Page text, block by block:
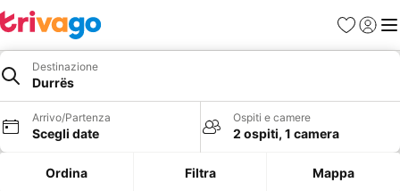
PreferitiAccedi
Destinazione
Durrës
Arrivo/Partenza
Scegli date
Ospiti e camere
2 ospiti, 1 camera
Ordina Filtra Mappa